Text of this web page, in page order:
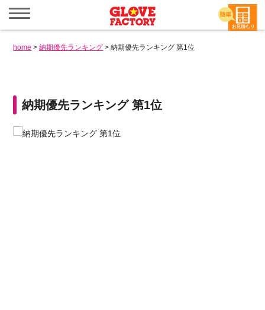
メ
ニ
ュ
を
home >納期優先ランキング >納期優先ランキング 第1位
納期優先ランキング 第1位